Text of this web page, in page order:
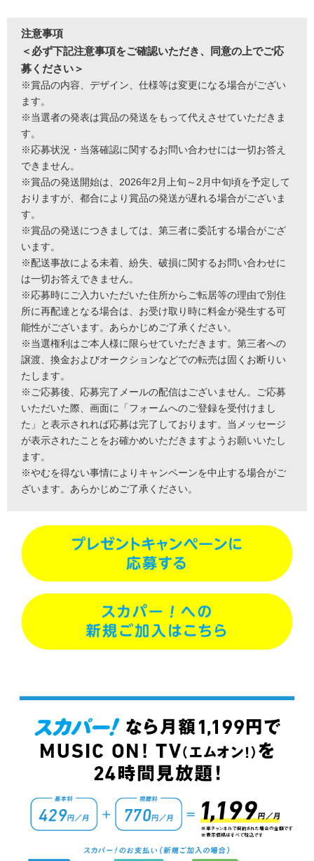
注意事項
＜必ず下記注意事項をご確認いただき、同意の上でご応
募ください＞
※賞品の内容、デザイン、仕様等は変更になる場合がござい
ます。
※当選者の発表は賞品の発送をもって代えさせていただきま
す。
※応募状況・当落確認に関するお問い合わせには一切お答え
できません。
※賞品の発送開始は、2026年2月上旬～2月中旬頃を予定して
おりますが、都合により賞品の発送が遅れる場合がございま
す。
※賞品の発送につきましては、第三者に委託する場合がござ
います。
※配送事故による未着、紛失、破損に関するお問い合わせに
は一切お答えできません。
※応募時にご入力いただいた住所からご転居等の理由で別住
所に再配達となる場合は、お受け取り時に料金が発生する可
能性がございます。あらかじめご了承ください。
※当選権利はご本人様に限らせていただきます。第三者への
譲渡、換金およびオークションなどでの転売は固くお断りい
たします。
※ご応募後、応募完了メールの配信はございません。ご応募
いただいた際、画面に「フォームへのご登録を受付けまし
た」と表示されれば応募は完了しております。当メッセージ
が表示されたことをお確かめいただきますようお願いいたし
ます。
※やむを得ない事情によりキャンペーンを中止する場合がご
ざいます。あらかじめご了承ください。